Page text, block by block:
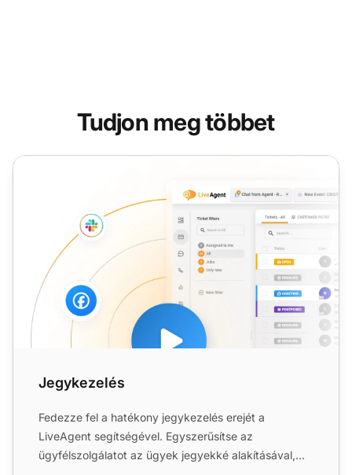
Tudjon meg többet
Jegykezelés
Jegykezelés
Fedezze fel a hatékony jegykezelés erejét a
LiveAgent segítségével. Egyszerűsítse az
ügyfélszolgálatot az ügyek jegyekké alakításával,